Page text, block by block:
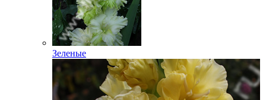
Зеленые